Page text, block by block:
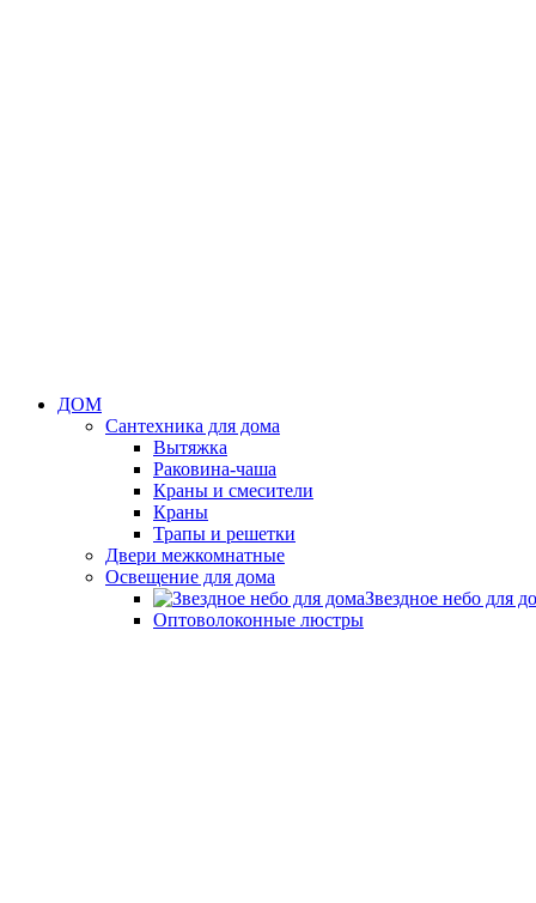
ДОМ
Сантехника для дома
Вытяжка
Раковина-чаша
Краны и смесители
Краны
Трапы и решетки
Двери межкомнатные
Освещение для дома
Звездное небо для
Оптоволоконные люстры